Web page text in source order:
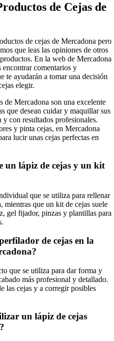
de Cejas de
de cejas de Mercadona pero
que leas las opiniones de otros
En la web de Mercadona
encontrar comentarios y
te ayudarán a tomar una decisión
elegir.
de Mercadona son una excelente
que desean cuidar y maquillar sus
con resultados profesionales.
y pinta cejas, en Mercadona
lucir unas cejas perfectas en
un lápiz de cejas y un kit
que se utiliza para rellenar
mientras que un kit de cejas suele
gel fijador, pinzas y plantillas para
de cejas en la
que se utiliza para dar forma y
más profesional y detallado.
las cejas y a corregir posibles
un lápiz de cejas